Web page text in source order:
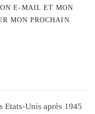
E-MAIL ET MON
MON PROCHAIN
Etats-Unis après 1945